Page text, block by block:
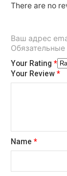
There are no
Ваш адрес
Your Rating*
Your Review*
Name*